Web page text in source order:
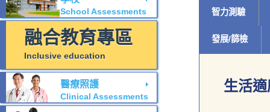
智力測驗
發展/篩檢
生活
School Assessments
融合教育專區
Inclusive education
醫療照護
Clinical Assessments